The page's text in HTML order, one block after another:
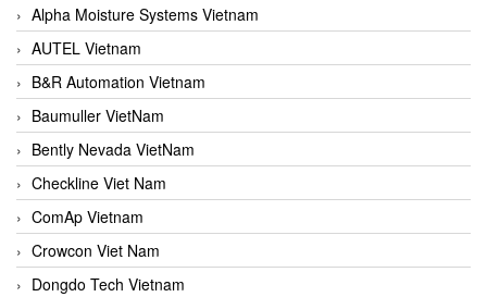
Alpha Moisture Systems Vietnam
AUTEL Vietnam
B&R Automation Vietnam
Baumuller VietNam
Bently Nevada VietNam
Checkline Viet Nam
ComAp Vietnam
Crowcon Viet Nam
Dongdo Tech Vietnam